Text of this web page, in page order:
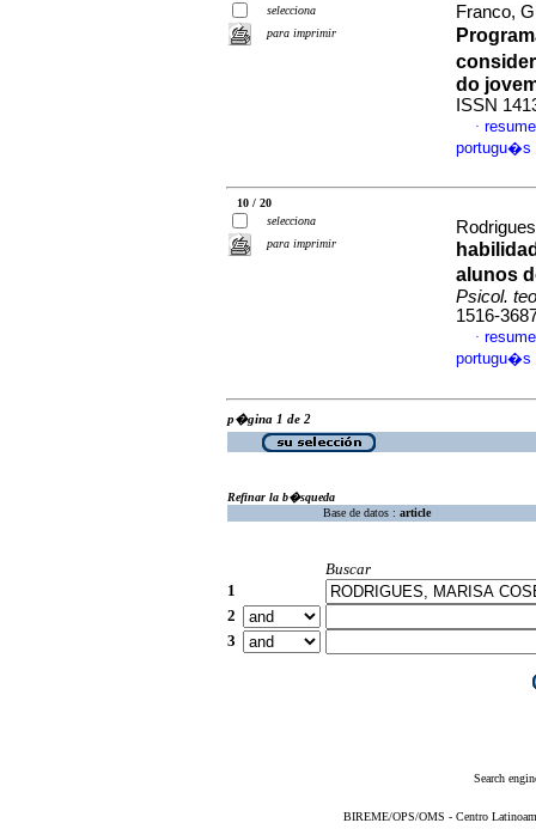
selecciona
para imprimir
Franco,
do
ISSN
·
portugu�s
10 / 20
selecciona
para imprimir
alunos
Psicol.
1516-
·
portugu�s
p�gina 1 de 2
Refinar la b�squeda
Base de datos : article
Buscar
1
2
3
Search
BIREME/OPS/OMS - Centro